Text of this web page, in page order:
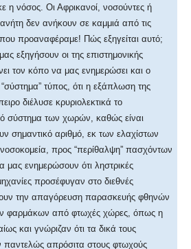
η νόσος. Οι Αφρικανοί, νοσούντες ή
δεν ανήκουν σε καμμιά από τις
προαναφέραμε! Πώς εξηγείται αυτό;
εξηγήσουν οι της επιστημονικής
τον κόπο να μας ενημερώσει και ο
τύπος, ότι η εξάπλωση της
διέλυσε κρυριολεκτικά το
σύστημα των χωρών, καθώς είναι
σημαντικό αριθμό, εκ των ελαχίστων
προς “περίθαλψη” πασχόντων
ενημερώσουν ότι ληστρικές
προσέφυγαν στο διεθνές
την απαγόρευση παρασκευής φθηνών
φαρμάκων από φτωχές χώρες, όπως η
και γνώριζαν ότι τα δικά τους
απρόσιτα στους φτωχούς